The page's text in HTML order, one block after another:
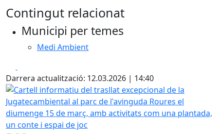
Contingut relacionat
Municipi per temes
Medi Ambient
Darrera actualització: 12.03.2026 | 14:40
Cartell informatiu del trasllat excepcional de la